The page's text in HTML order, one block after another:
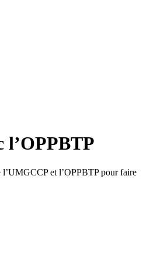
l’OPPBTP
l’UMGCCP et l’OPPBTP pour faire